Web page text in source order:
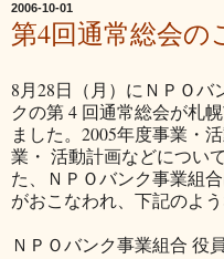
2006-10-01
第4回通常総会
8月28日（月）にＮＰＯ
クの第 4 回通常総会が札
ました。2005年度事業・
業・ 活動計画などについ
た、ＮＰＯバンク事業組
がおこなわれ、下記のよ
ＮＰＯバンク事業組合 役員